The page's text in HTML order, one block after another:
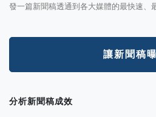
發一篇新聞稿透通到各大媒體的最快速、
讓新聞稿
分析新聞稿成效